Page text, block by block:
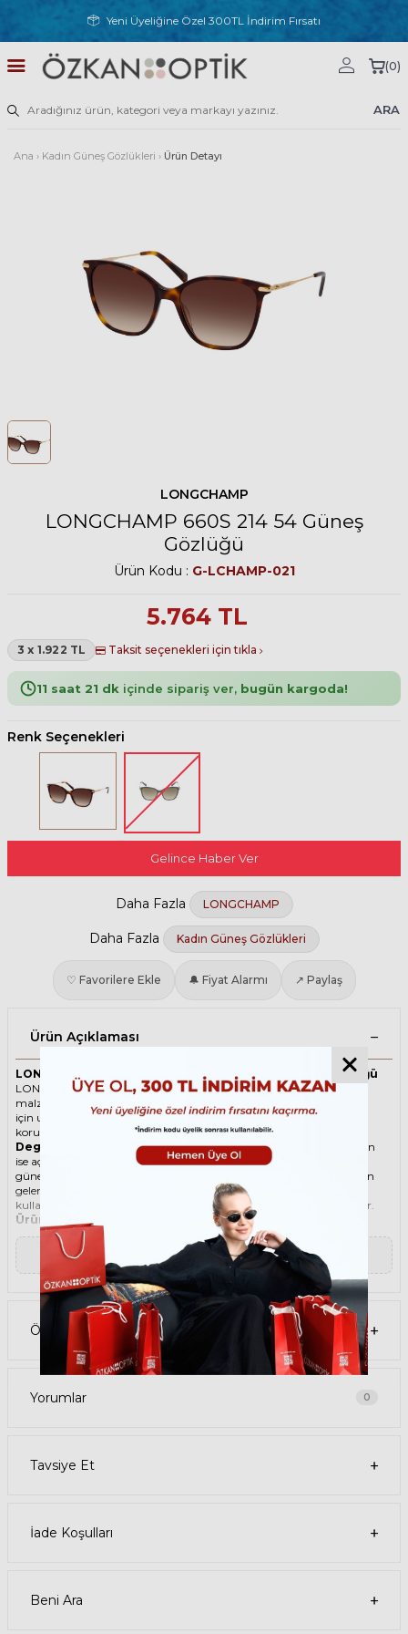
Yeni Üyeliğine Özel 300TL İndirim Fırsatı
ARA
(0)
Ana › Kadın Güneş Gözlükleri › Ürün Detayı
LONGCHAMP
LONGCHAMP 660S 214 54 Güneş
Gözlüğü
Ürün Kodu : G-LCHAMP-021
5.764TL
3 x 1.922 TL Taksit seçenekleri için tıkla
11 saat 21 dk içinde sipariş ver, bugün kargoda!
Renk Seçenekleri
Gelince Haber Ver
Daha Fazla LONGCHAMP
Daha Fazla Kadın Güneş Gözlükleri
♡ Favorilere Ekle 🔔 Fiyat Alarmı ↗ Paylaş
Ürün Açıklaması
LONGCHAMP 660S 214 54 Kahverengi Kadın Güneş Gözlüğü
LONGCHAMP ikonik Köşeli Asetat güneş gözlüğü, tarzı ve kaliteli
malzemesi ile göz alıcı bir aksesuar. Hem erkekler hem de kadınlar
için uygun olan bu güneş gözlüğü, güneşin zararlı ışınlarından
korunmanızı sağlarken, stilinizi de yansıtır.
Degradeli güneş gözlüğü, camın üst kısmının koyu, alt kısmının
ise açık renkli olduğu bir güneş gözlüğü türüdür. Bu sayede, hem
güneş ışınlarının yüzünüze çarpmasını engeller hem de alt kısımdan
gelen ışığı daha net görmenizi sağlar. Degradeli güneş gözlüğü
kullanmak, hem görüş kalitenizi artırır hem de göz sağlığınızı korur.
Ürün Faydaları
• LONGCHAMP 660S 214 54 Kahverengi Kadın güneş gözlüğü,
yüksek kaliteli Asetat çerçeveye ve Organik lense sahiptir. Bu
malzemeler, güneş gözlüğünüzün uzun ömürlü, dayanıklı ve
konforlu olmasını sağlar.
• LONGCHAMP 660S 214 54 Kadın Kahverengi güneş gözlüğü, %100
UV koruması sunar. Bu sayede, gözlerinizi güneşin zararlı
ışınlarından korur ve göz sağlığınızı korur. Yeşil cam rengi, ışığı
dengeli bir şekilde filtreler ve her ortamda rahat bir görüş sağlar.
Paket İçeriği
• LONGCHAMP 660S 214 54 Kahverengi Kadın Güneş Gözlüğü
• Gözlük temizleme spreyi
kullanabilirsiniz. Güneş gözlüğünüzü, yüz şeklinize uygun bir
kombinleyebilirsiniz. Güneş gözlüğünüz hem spor hem de klasik
tarzlarla uyum sağlar. Güneş gözlüğünüzü, tişört, kot, ceket, elbise,
stok durumu sınırlıdır, elinizi çabuk tutun. Ürünü sepetinize ekleyerek
▼ Devamını Oku
Ödeme Seçenekleri
Yorumlar 0
Tavsiye Et
İade Koşulları
Beni Ara